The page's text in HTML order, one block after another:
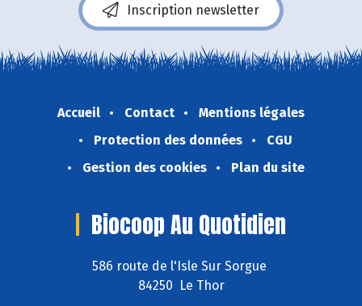
Inscription newsletter
Accueil Contact
Mentions légales
Protection des données
CGU
Gestion des cookies
Plan du site
Biocoop Au Quotidien
586 route de l'Isle Sur Sorgue
84250 Le Thor